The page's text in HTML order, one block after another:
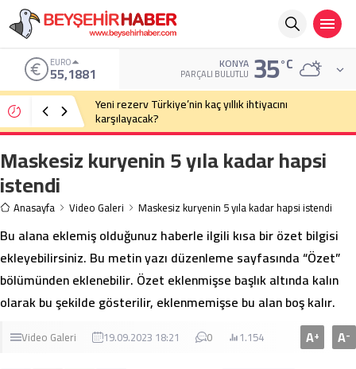
EURO
55,1881 KONYA
PARÇALI BULUTLU 35°C
Yeni rezerv Türkiye’nin kaç yıllık ihtiyacını
karşılayacak?
Maskesiz kuryenin 5 yıla kadar hapsi
istendi
Anasayfa Video Galeri Maskesiz kuryenin 5 yıla kadar hapsi istendi
Bu alana eklemiş olduğunuz haberle ilgili kısa bir özet bilgisi
ekleyebilirsiniz. Bu metin yazı düzenleme sayfasında “Özet”
bölümünden eklenebilir. Özet eklenmişse başlık altında kalın
olarak bu şekilde gösterilir, eklenmemişse bu alan boş kalır.
Video Galeri 19.09.2023 18:21 0 1.154 A+ A-